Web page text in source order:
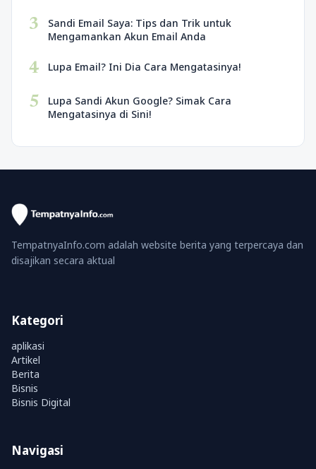
3
Sandi Email Saya: Tips dan Trik untuk
Mengamankan Akun Email Anda
4 Lupa Email? Ini Dia Cara Mengatasinya!
5
Lupa Sandi Akun Google? Simak Cara
Mengatasinya di Sini!
TempatnyaInfo.com adalah website berita yang terpercaya dan
disajikan secara aktual
Kategori
aplikasi
Artikel
Berita
Bisnis
Bisnis Digital
Navigasi